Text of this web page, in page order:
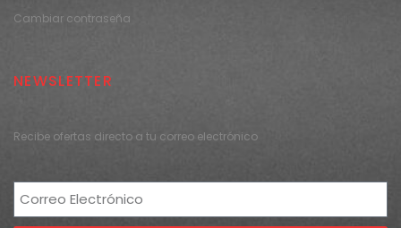
Cambiar contraseña
NEWSLETTER
Recibe ofertas directo a tu correo electrónico